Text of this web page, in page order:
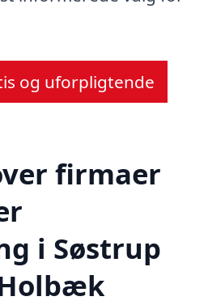
og uforpligtende
firmaer
i Søstrup